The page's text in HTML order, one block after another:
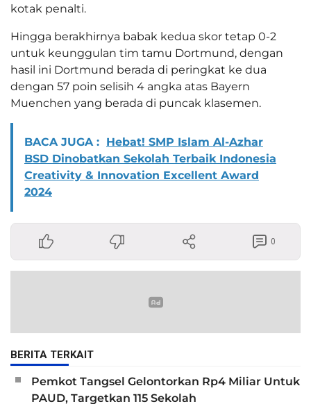
kotak penalti.
Hingga berakhirnya babak kedua skor tetap 0-2
untuk keunggulan tim tamu Dortmund, dengan
hasil ini Dortmund berada di peringkat ke dua
dengan 57 poin selisih 4 angka atas Bayern
Muenchen yang berada di puncak klasemen.
BACA JUGA : Hebat! SMP Islam Al-Azhar
BSD Dinobatkan Sekolah Terbaik Indonesia
Creativity & Innovation Excellent Award
2024
0
BERITA TERKAIT
Pemkot Tangsel Gelontorkan Rp4 Miliar Untuk
PAUD, Targetkan 115 Sekolah